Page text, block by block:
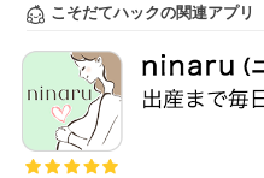
こそだてハックの関連アプリ